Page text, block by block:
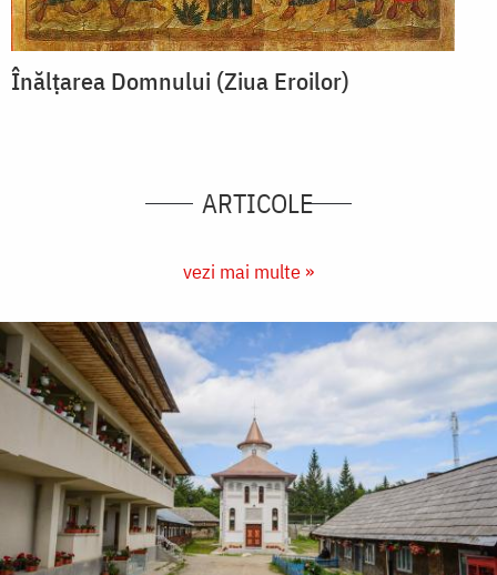
Înălțarea Domnului (Ziua Eroilor)
ARTICOLE
vezi mai multe »